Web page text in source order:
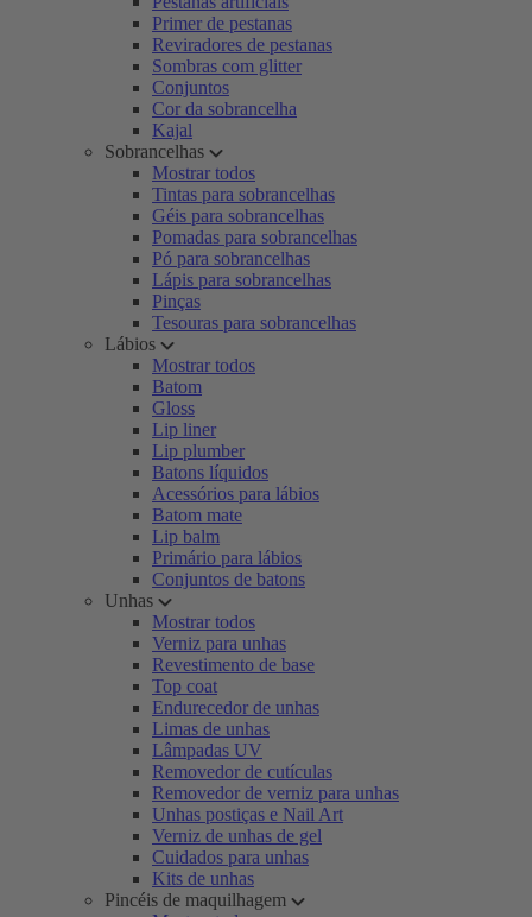
Primer de pestanas
Reviradores de pestanas
Sombras com glitter
Conjuntos
Cor da sobrancelha
Kajal
Sobrancelhas
Mostrar todos
Tintas para sobrancelhas
Géis para sobrancelhas
Pomadas para sobrancelhas
Pó para sobrancelhas
Lápis para sobrancelhas
Pinças
Tesouras para sobrancelhas
Lábios
Mostrar todos
Batom
Gloss
Lip liner
Lip plumber
Batons líquidos
Acessórios para lábios
Batom mate
Lip balm
Primário para lábios
Conjuntos de batons
Unhas
Mostrar todos
Verniz para unhas
Revestimento de base
Top coat
Endurecedor de unhas
Limas de unhas
Lâmpadas UV
Removedor de cutículas
Removedor de verniz para unhas
Unhas postiças e Nail Art
Verniz de unhas de gel
Cuidados para unhas
Kits de unhas
Pincéis de maquilhagem